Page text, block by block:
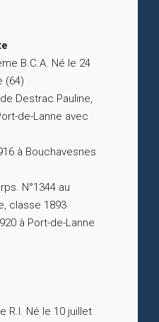
B.C.A. Né le 24
(64)
Destrac Pauline,
de-Lanne avec
à Bouchavesnes
N°1344 au
classe 1893
à Port-de-Lanne
R.I. Né le 10 juillet